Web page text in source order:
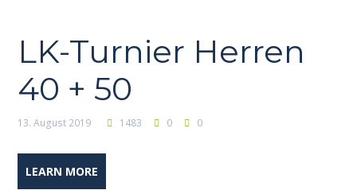
LK-Turnier Herren
40 + 50
13. August 2019 1483 0 0
LEARN MORE